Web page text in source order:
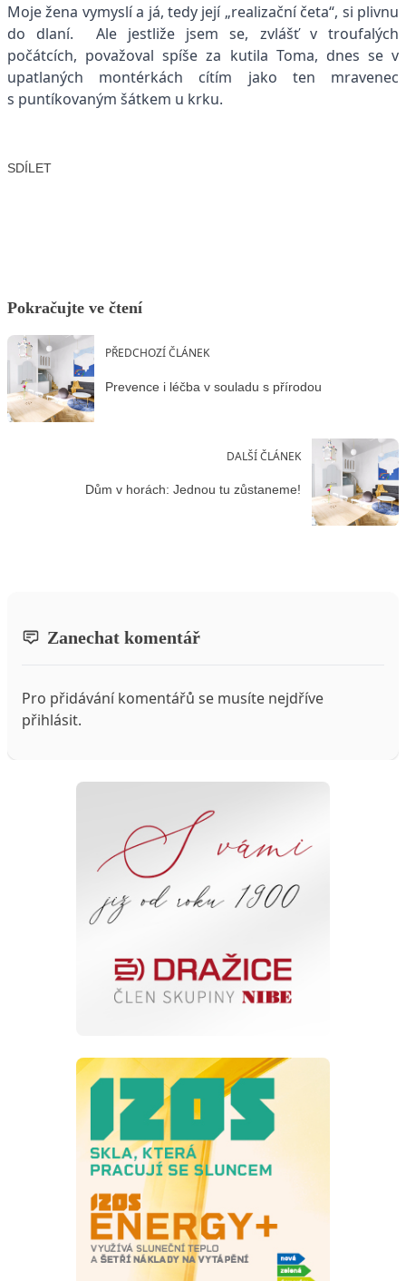
Moje žena vymyslí a já, tedy její „realizační četa“, si plivnu
do dlaní. Ale jestliže jsem se, zvlášť v troufalých
počátcích, považoval spíše za kutila Toma, dnes se v
upatlaných montérkách cítím jako ten mravenec
s puntíkovaným šátkem u krku.
SDÍLET
Pokračujte ve čtení
PŘEDCHOZÍ ČLÁNEK
Prevence i léčba v souladu s přírodou
DALŠÍ ČLÁNEK
Dům v horách: Jednou tu zůstaneme!
Zanechat komentář
Pro přidávání komentářů se musíte nejdříve
přihlásit.